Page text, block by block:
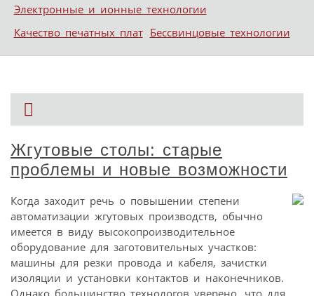
Электронные и ионные технологии
Качество печатных плат Бессвинцовые технологии
Жгутовые столы: старые
проблемы и новые возможности
Когда заходит речь о повышении степени
автоматизации жгутовых производств, обычно
имеется в виду высокопроизводительное
оборудование для заготовительных участков:
машины для резки провода и кабеля, зачистки
изоляции и установки контактов и наконечников.
Однако большинство технологов уверено, что для